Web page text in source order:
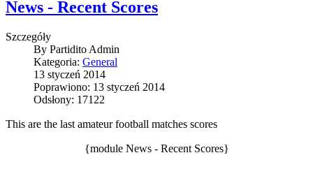
News - Recent Scores
Szczegóły
By Partidito Admin
Kategoria: General
13 styczeń 2014
Poprawiono: 13 styczeń 2014
Odsłony: 17122
This are the last amateur football matches scores
{module News - Recent Scores}